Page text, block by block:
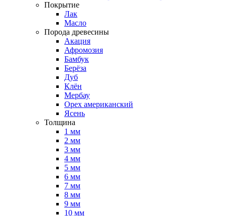
Покрытие
Лак
Масло
Порода древесины
Акация
Афромозия
Бамбук
Берёза
Дуб
Клён
Мербау
Орех американский
Ясень
Толщина
1 мм
2 мм
3 мм
4 мм
5 мм
6 мм
7 мм
8 мм
9 мм
10 мм